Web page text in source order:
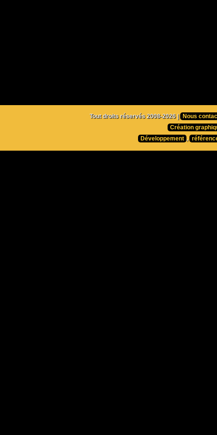
Tout droits réservés 2008-2026 |
Nous
Création
Développement ,